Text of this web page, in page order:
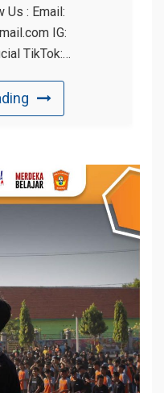
Us : Email:
IG:
TikTok:…